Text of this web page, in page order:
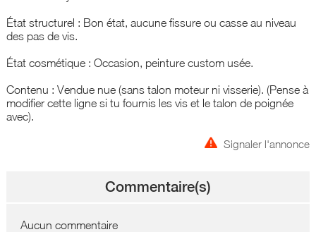
État structurel : Bon état, aucune fissure ou casse au niveau
des pas de vis.
État cosmétique : Occasion, peinture custom usée.
Contenu : Vendue nue (sans talon moteur ni visserie). (Pense à
modifier cette ligne si tu fournis les vis et le talon de poignée
avec).
Signaler l'annonce
Commentaire(s)
Aucun commentaire